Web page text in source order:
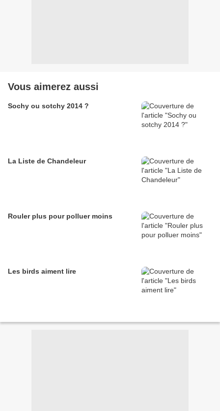
Vous aimerez aussi
Sochy ou sotchy 2014 ?
La Liste de Chandeleur
Rouler plus pour polluer moins
Les birds aiment lire